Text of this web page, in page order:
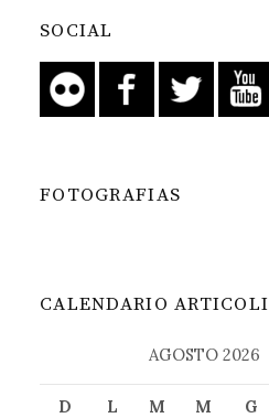
SOCIAL
FOTOGRAFIAS
CALENDARIO ARTICOLI
AGOSTO 2026
D L M M G